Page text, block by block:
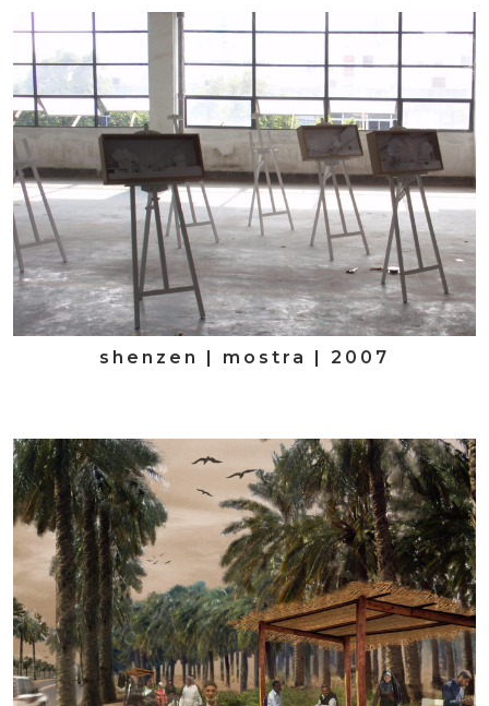
shenzen | mostra | 2007